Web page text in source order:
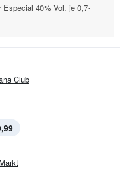
Especial 40% Vol. je 0,7-
Club